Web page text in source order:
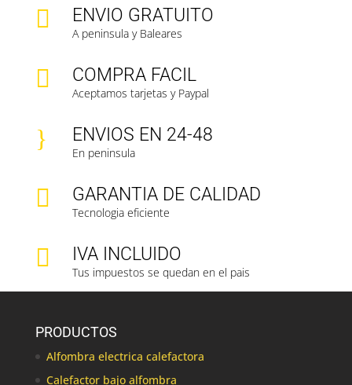
 ENVIO GRATUITO
A peninsula y Baleares
 COMPRA FACIL
Aceptamos tarjetas y Paypal
} ENVIOS EN 24-48
En peninsula
 GARANTIA DE CALIDAD
Tecnologia eficiente
 IVA INCLUIDO
Tus impuestos se quedan en el pais
PRODUCTOS
Alfombra electrica calefactora
Calefactor bajo alfombra